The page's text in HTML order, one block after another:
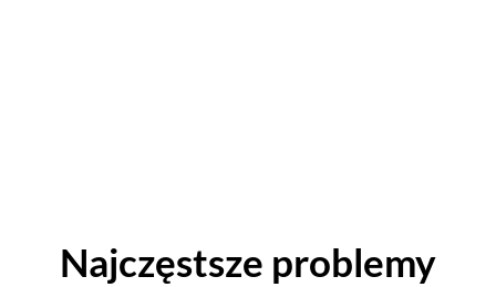
Najczęstsze problemy